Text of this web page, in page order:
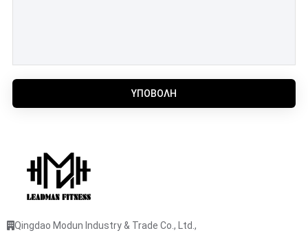
ΥΠΟΒΟΛΉ
Qingdao Modun Industry & Trade Co., Ltd.,